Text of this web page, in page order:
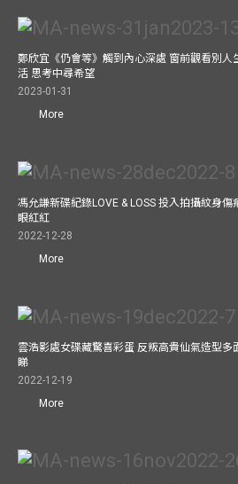
鄭欣宜《仍會等》觸到內心深處 窗前觀看別人
活 思考中尋希望
2023-01-31
More
馮允謙新碟紀錄LOVE & LOSS 投入拍攝紋身傷
眼紅紅
2022-12-28
More
雲浩影處女碟藏驚喜彩蛋 反叛高貴仙氣造型多
睇
2022-12-19
More